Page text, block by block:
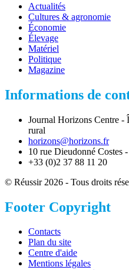
Actualités
Cultures & agronomie
Économie
Élevage
Matériel
Politique
Magazine
Informations de
Journal Horizons Centre -
rural
horizons@horizons.fr
10 rue Dieudonné Costes
+33 (0)2 37 88 11 20
© Réussir 2026 - Tous droits
Footer Copyright
Contacts
Plan du site
Centre d'aide
Mentions légales